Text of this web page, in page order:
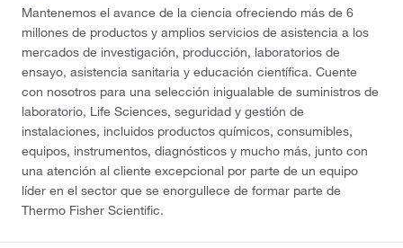
Mantenemos el avance de la ciencia ofreciendo más de 6
millones de productos y amplios servicios de asistencia a los
mercados de investigación, producción, laboratorios de
ensayo, asistencia sanitaria y educación científica. Cuente
con nosotros para una selección inigualable de suministros de
laboratorio, Life Sciences, seguridad y gestión de
instalaciones, incluidos productos químicos, consumibles,
equipos, instrumentos, diagnósticos y mucho más, junto con
una atención al cliente excepcional por parte de un equipo
líder en el sector que se enorgullece de formar parte de
Thermo Fisher Scientific.